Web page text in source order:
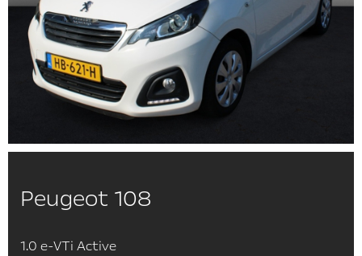
Peugeot 108
1.0 e-VTi Active